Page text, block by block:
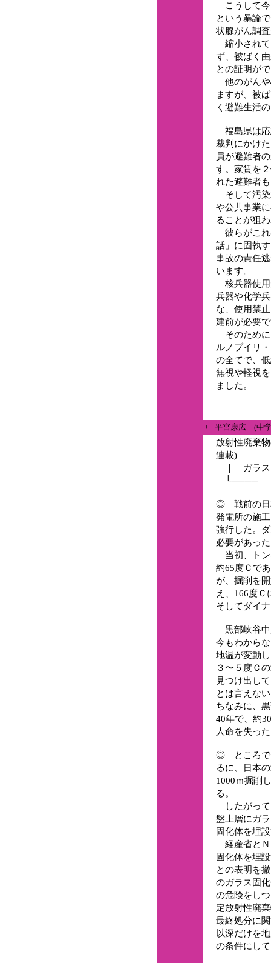
こうして今
という暴論
状腺がん調
縮小されて
ず、被ばく
との証明が
他のがんや
ますが、被
く避難生活
福島県は応
裁判にかけ
員が避難者
す。家賃を
れた避難者
そして汚染
公共事業に
ることが狙
彼らがこれ
話」に固執
事故の責任
います。
核兵器使用
兵器や化学
な、使用禁
建前が必要
そのために
ルノブイリ
の全てで、
無視や軽視
ました。
++ 平宮康広 (中
放射性廃棄
連載)
｜ ガラス
└──── （
◎ 戦前の日
発電所の施
強行した。
必要があっ
当初、トン
約65度Ｃで
が、掘削を
え、166度Ｃ
そしてダイ
黒部峡谷中
今もわから
地温が変動
３〜５度Ｃ
見つけ出し
とは言えな
ちなみに、
40年で、約
人命を失っ
◎ ところで
るに、日本
1000ｍ掘削
る。
したがっ
盤上層にガ
固化体を埋
経産省とＮ
固化体を埋
との表明を
のガラス固
の危険をし
定放射性廃
最終処分に
以深だけを
の条件にし